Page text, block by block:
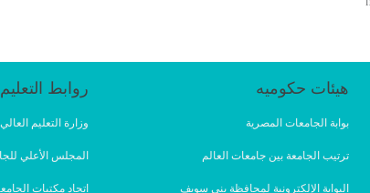
هيئات حكوميه
بوابة الجامعات المصرية
ترتيب الجامعة بين جامعات العالم
البوابة الإلكترونية لمحافظة بني سويف
روابط
وزارة التعليم العالي
المجلس الأعلي
اتحاد مكتبات